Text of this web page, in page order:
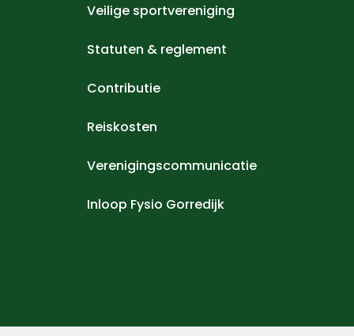
Veilige sportvereniging
Statuten & reglement
Contributie
Reiskosten
Verenigingscommunicatie
Inloop Fysio Gorredijk